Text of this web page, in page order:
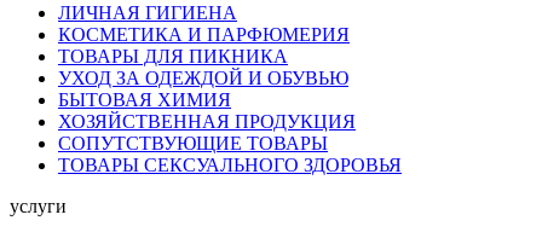
ЛИЧНАЯ ГИГИЕНА
КОСМЕТИКА И ПАРФЮМЕРИЯ
ТОВАРЫ ДЛЯ ПИКНИКА
УХОД ЗА ОДЕЖДОЙ И ОБУВЬЮ
БЫТОВАЯ ХИМИЯ
ХОЗЯЙСТВЕННАЯ ПРОДУКЦИЯ
СОПУТСТВУЮЩИЕ ТОВАРЫ
ТОВАРЫ СЕКСУАЛЬНОГО ЗДОРОВЬЯ
услуги